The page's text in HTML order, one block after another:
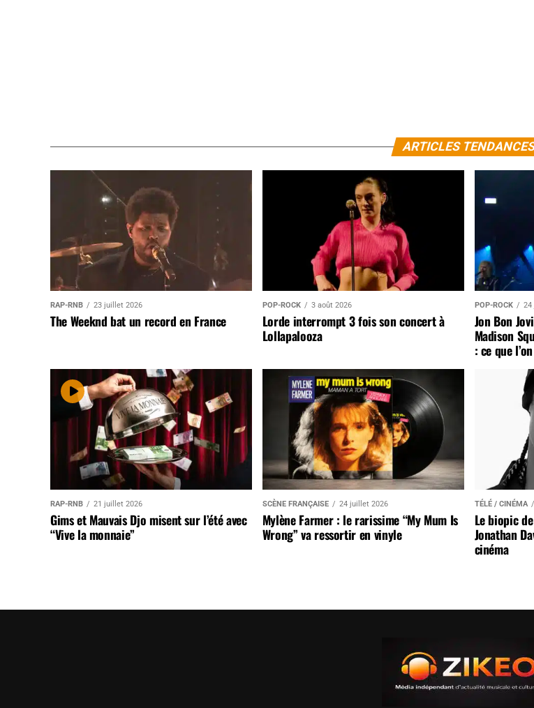
ARTICLES
RAP-RNB 23 juillet 2026
The Weeknd bat un record en France
POP-ROCK 3 août 2026
Lorde interrompt 3 fois son concert à
Lollapalooza
POP-ROCK 24
Jon Bon
Madison
: ce que
RAP-RNB 21 juillet 2026
Gims et Mauvais Djo misent sur l’été avec
“Vive la monnaie”
SCÈNE FRANÇAISE 24 juillet 2026
Mylène Farmer : le rarissime “My Mum Is
Wrong” va ressortir en vinyle
TÉLÉ / CINÉMA
Le biopic
Jonathan
cinéma